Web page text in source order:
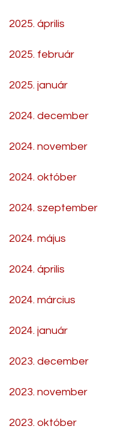
2025. április
2025. február
2025. január
2024. december
2024. november
2024. október
2024. szeptember
2024. május
2024. április
2024. március
2024. január
2023. december
2023. november
2023. október